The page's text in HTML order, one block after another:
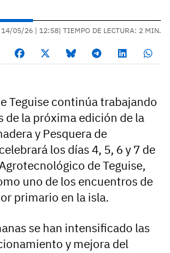
14/05/26 | 12:58| TIEMPO DE LECTURA: 2 MIN.
Teguise continúa trabajando
de la próxima edición de la
y Pesquera de
los días 4, 5, 6 y 7 de
de Teguise,
uno de los encuentros de
primario en la isla.
se han intensificado las
y mejora del